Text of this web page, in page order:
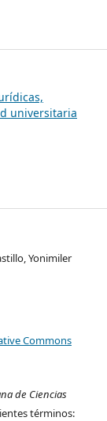
universitaria
Yonimiler
Commons
de Ciencias
términos: